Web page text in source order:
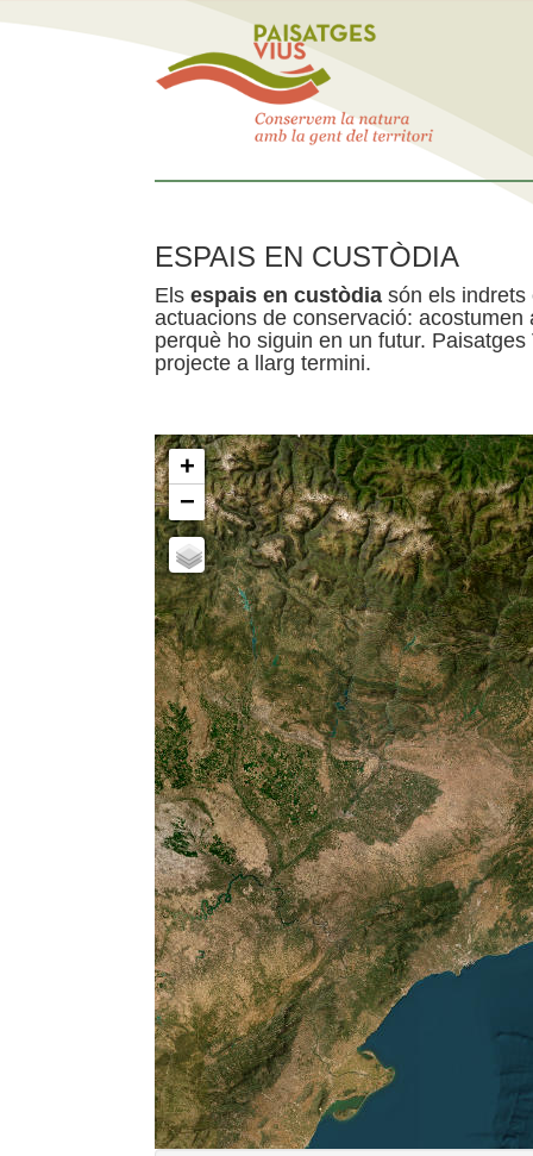
ESPAIS EN CUSTÒDIA
Els espais en custòdia són els indrets
actuacions de conservació:
perquè ho siguin en un futur.
projecte a llarg termini.
+
−